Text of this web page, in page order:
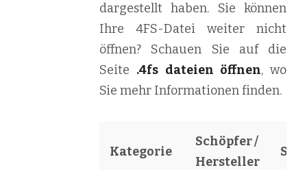
dargestellt haben. Sie können
Ihre 4FS-Datei weiter nicht
öffnen? Schauen Sie auf die
Seite .4fs dateien öffnen, wo
Sie mehr Informationen finden.
Kategorie
Schöpfer /
Hersteller